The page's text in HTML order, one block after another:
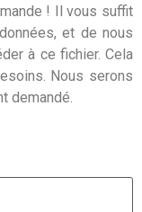
! Il vous suffit
et de nous
à ce fichier. Cela
Nous serons
demandé.